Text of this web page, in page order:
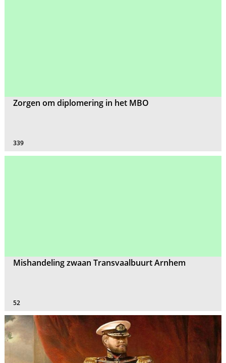
Zorgen om diplomering in het MBO
339
Mishandeling zwaan Transvaalbuurt Arnhem
52